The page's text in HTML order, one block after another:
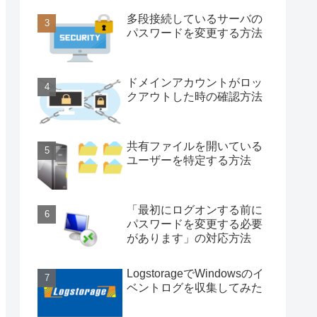
多段接続しているサーバの
パスワードを変更する方法
ドメインアカウントがロッ
クアウトした時の確認方法
共有ファイルを開いている
ユーザーを特定する方法
「最初にログオンする前に
パスワードを変更する必要
があります」の対応方法
LogstorageでWindowsのイ
ベントログを収集してみた